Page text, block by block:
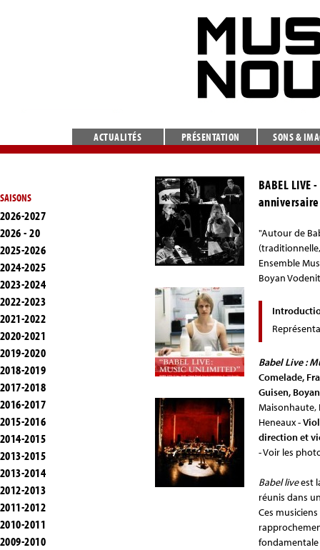
ACTUALITÉS PRÉSENTATION SONS &
SAISONS
2026-2027
2026 - 20
2025-2026
2024-2025
2023-2024
2022-2023
2021-2022
2020-2021
2019-2020
2018-2019
2017-2018
2016-2017
2015-2016
2014-2015
2013-2015
2013-2014
2012-2013
2011-2012
2010-2011
2009-2010
BABEL LIVE-
"Autour de
Ensemble
Boyan
Babel Live :
Comelade,
Guisen,
Maisonhaute,
Heneaux -
direction et
- Voir les
Babel liveest
réunis dans
Ces